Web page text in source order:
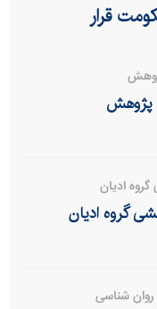
قرار
پژوهش
ادیان
گروه ادیان
شناسی